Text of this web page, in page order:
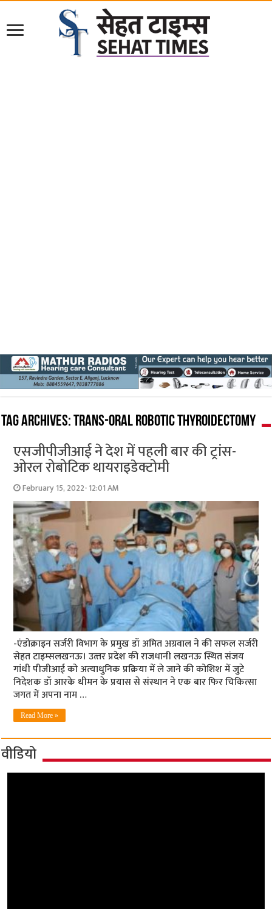
Tag Archives:Trans-oral Robotic Thyroidectomy
एसजीपीजीआई ने देश में पहली बार की ट्रांस-
ओरल रोबोटिक थायराइडेक्टोमी
February 15, 2022- 12:01 AM
-एंडोक्राइन सर्जरी विभाग के प्रमुख डॉ अमित अग्रवाल ने की सफल सर्जरी
सेहत टाइम्‍सलखनऊ। उत्‍तर प्रदेश की राजधानी लखनऊ स्थित संजय
गांधी पीजीआई को अत्‍याधुनिक प्रक्रिया में ले जाने की कोशिश में जुटे
निदेशक डॉ आरके धीमन के प्रयास से संस्‍थान ने एक बार फि‍र चिकित्‍सा
जगत में अपना नाम …
Read More »
वीडियो